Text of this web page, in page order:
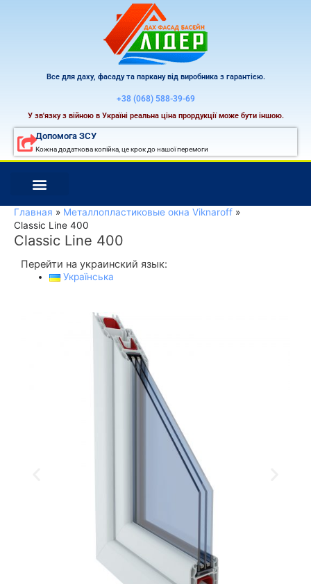
Все для даху, фасаду та паркану від виробника з гарантією.
+38 (068) 588-39-69
У зв'язку з війною в Україні реальна ціна прордукції може бути іншою.
Допомога ЗСУ
Кожна додаткова копійка, це крок до нашої перемоги
Главная
Металлопластиковые окна Viknaroff
Classic Line 400
Classic Line 400
Перейти на украинский язык:
Українська